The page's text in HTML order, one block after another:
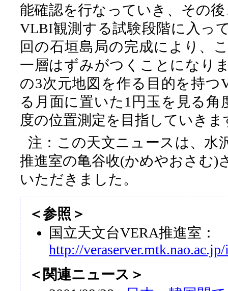
能確認を行なっていき、その
VLBI観測する試験段階に入っ
回の石垣島局の完成により、
一層はずみがつくことになり
の3次元地図を作る目的を持つ
る月面に置いた1円玉を見る角
度の位置測定を目指していきま
注：この天文ニュースは、水
推進室の亀谷收(かめやおさむ)
いただきました。
＜参照＞
国立天文台VERA推進室：
http://
＜関連ニュース＞